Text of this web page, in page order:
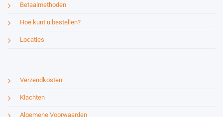
Betaalmethoden
Hoe kunt u bestellen?
Locaties
Verzendkosten
Klachten
Algemene Voorwaarden